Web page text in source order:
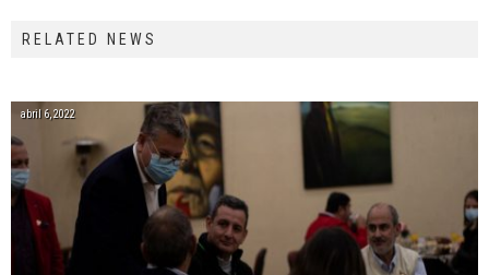
RELATED NEWS
abril 6, 2022